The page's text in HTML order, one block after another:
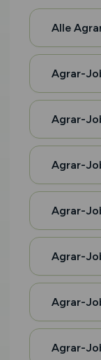
Alle
Agrar-
Agrar-
Agrar-
Agrar-
Agrar-
Agrar-
Agrar-